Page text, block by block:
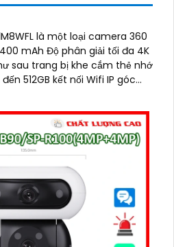
là một loại camera 360
mAh Độ phân giải tối đa 4K
sau trang bị khe cắm thẻ nhớ
512GB kết nối Wifi IP góc